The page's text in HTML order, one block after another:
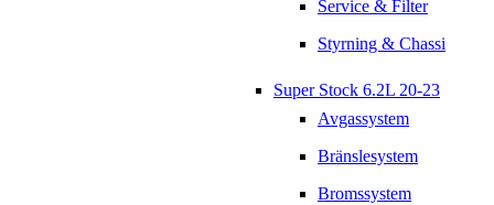
Service & Filter
Styrning & Chassi
Super Stock 6.2L 20-23
Avgassystem
Bränslesystem
Bromssystem